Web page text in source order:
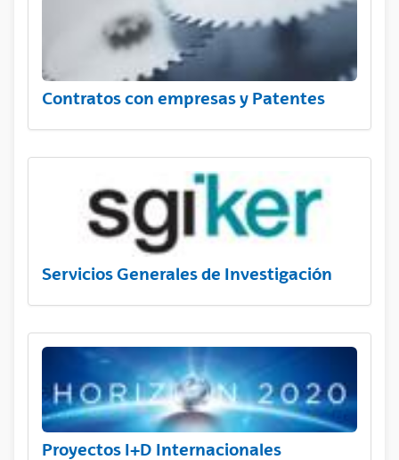
Contratos con empresas y Patentes
Servicios Generales de Investigación
Proyectos I+D Internacionales